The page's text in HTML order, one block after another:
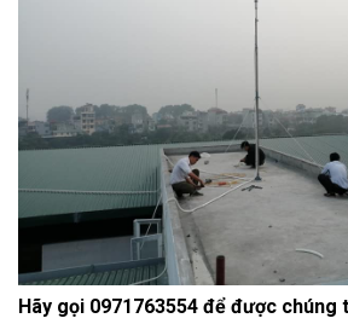
Hãy gọi 0971763554 để được chúng